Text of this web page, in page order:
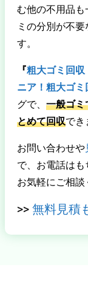
む他の不用品
ミの分別が不
す。
『粗大ゴミ回収
ニア！粗大ゴ
グで、 一般ゴミ
とめて回収でき
お問い合わせや
で、お電話はも
お気軽にご相談
>> 無料見積